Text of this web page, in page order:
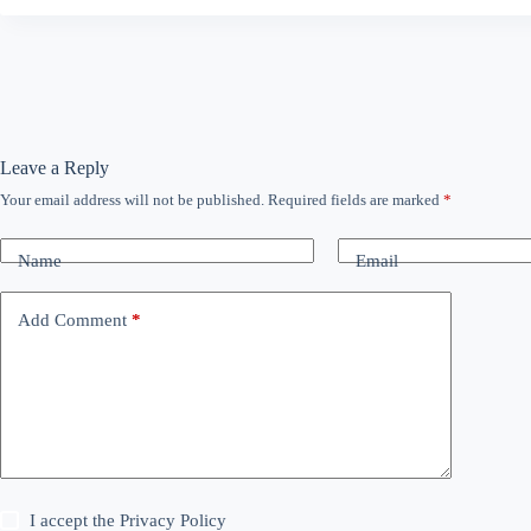
Leave a Reply
Your email address will not be published. Required fields are marked *
Name Email
Add Comment *
I accept thePrivacy Policy